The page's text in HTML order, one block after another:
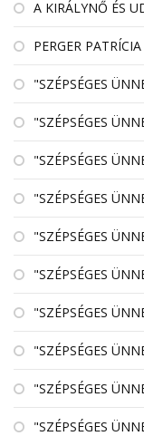
A KIRÁLYNŐ ÉS
PERGER
"SZÉPSÉGES
"SZÉPSÉGES
"SZÉPSÉGES
"SZÉPSÉGES
"SZÉPSÉGES
"SZÉPSÉGES
"SZÉPSÉGES
"SZÉPSÉGES
"SZÉPSÉGES
"SZÉPSÉGES